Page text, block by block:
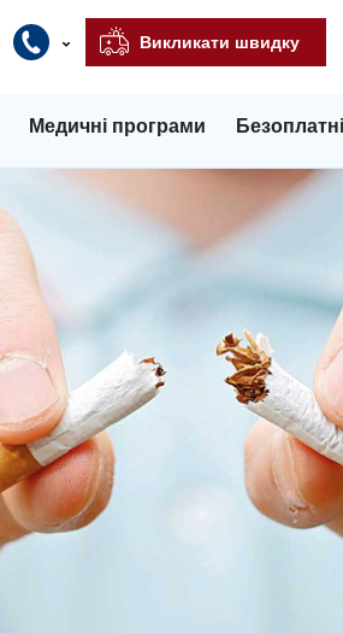
Викликати швидку
Медичні програми